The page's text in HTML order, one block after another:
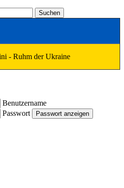
Suchen
- Ruhm der Ukraine
Benutzername
Passwort
Passwort anzeigen